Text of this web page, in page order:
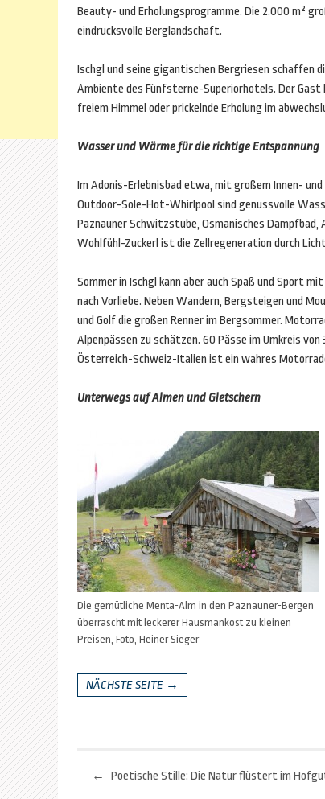
Beauty- und Erholungsprogramme. Die 2.000 m²
eindrucksvolle Berglandschaft.
Ischgl und seine gigantischen Bergriesen schaffen
Ambiente des Fünfsterne-Superiorhotels. Der
freiem Himmel oder prickelnde Erholung im
Wasser und Wärme für die richtige Entspannung
Im Adonis-Erlebnisbad etwa, mit großem Innen-
Outdoor-Sole-Hot-Whirlpool sind genussvolle
Paznauner Schwitzstube, Osmanisches Dampfbad,
Wohlfühl-Zuckerl ist die Zellregeneration durch
Sommer in Ischgl kann aber auch Spaß und Sport
nach Vorliebe. Neben Wandern, Bergsteigen und
und Golf die großen Renner im Bergsommer.
Alpenpässen zu schätzen. 60 Pässe im Umkreis
Österreich-Schweiz-Italien ist ein wahres
Unterwegs auf Almen und Gletschern
Die gemütliche Menta-Alm in den Paznauner-Bergen
überrascht mit leckerer Hausmankost zu kleinen
Preisen, Foto, Heiner Sieger
NÄCHSTE SEITE →
Beitragsnavigation
←